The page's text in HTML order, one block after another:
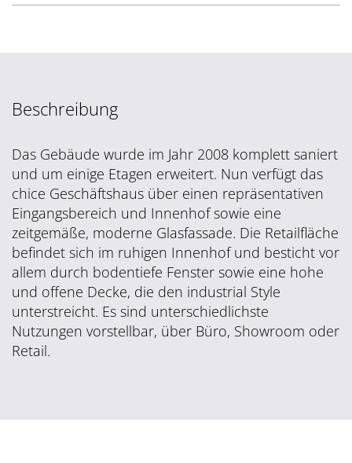
Beschreibung
Das Gebäude wurde im Jahr 2008 komplett saniert
und um einige Etagen erweitert. Nun verfügt das
chice Geschäftshaus über einen repräsentativen
Eingangsbereich und Innenhof sowie eine
zeitgemäße, moderne Glasfassade. Die Retailfläche
befindet sich im ruhigen Innenhof und besticht vor
allem durch bodentiefe Fenster sowie eine hohe
und offene Decke, die den industrial Style
unterstreicht. Es sind unterschiedlichste
Nutzungen vorstellbar, über Büro, Showroom oder
Retail.